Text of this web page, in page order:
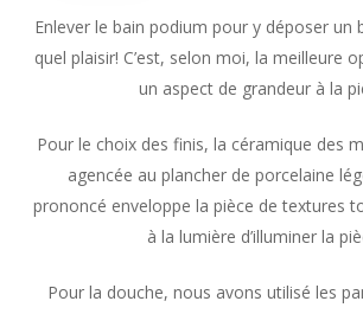
Enlever le bain podium pour y déposer un
quel plaisir! C’est, selon moi, la meilleure
un aspect de grandeur à la
Pour le choix des finis, la céramique des
agencée au plancher de porcelaine
prononcé enveloppe la pièce de textures
à la lumière d’illuminer la
Pour la douche, nous avons utilisé les